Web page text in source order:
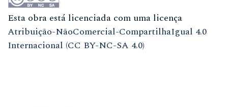
Esta obra está licenciada com uma licença
Atribuição-NãoComercial-CompartilhaIgual 4.0
Internacional (CC BY-NC-SA 4.0)